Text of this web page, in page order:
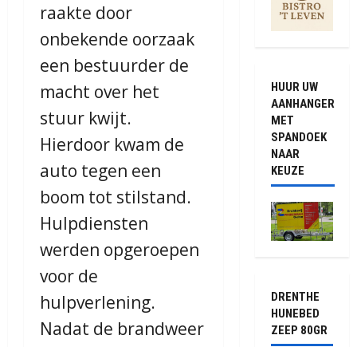
raakte door
onbekende oorzaak
een bestuurder de
macht over het
stuur kwijt.
Hierdoor kwam de
auto tegen een
boom tot stilstand.
Hulpdiensten
werden opgeroepen
voor de
hulpverlening.
Nadat de brandweer
HUUR UW
AANHANGER
MET
SPANDOEK
NAAR
KEUZE
DRENTHE
HUNEBED
ZEEP 80GR